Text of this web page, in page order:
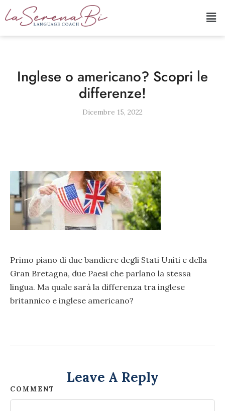
Inglese o americano? Scopri le
differenze!
Dicembre 15, 2022
Primo piano di due bandiere degli Stati Uniti e della
Gran Bretagna, due Paesi che parlano la stessa
lingua. Ma quale sarà la differenza tra inglese
britannico e inglese americano?
Leave A Reply
COMMENT